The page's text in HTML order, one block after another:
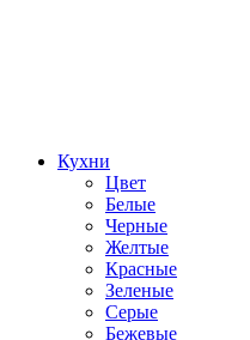
Кухни
Цвет
Белые
Черные
Желтые
Красные
Зеленые
Серые
Бежевые